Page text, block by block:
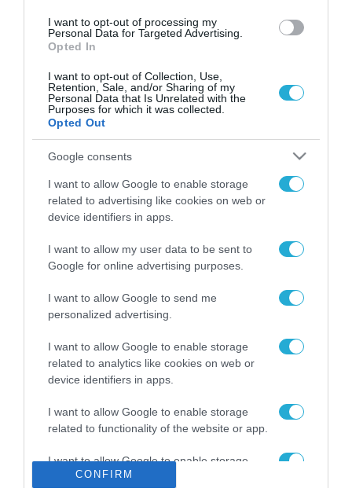
I want to opt-out of processing my
Personal Data for Targeted Advertising.
Opted In
I want to opt-out of Collection, Use,
Retention, Sale, and/or Sharing of my
Personal Data that Is Unrelated with the
Purposes for which it was collected.
Opted Out
Google consents
I want to allow Google to enable storage
related to advertising like cookies on web or
device identifiers in apps.
I want to allow my user data to be sent to
Google for online advertising purposes.
I want to allow Google to send me
personalized advertising.
I want to allow Google to enable storage
related to analytics like cookies on web or
device identifiers in apps.
I want to allow Google to enable storage
related to functionality of the website or app.
I want to allow Google to enable storage
related to personalization.
CONFIRM
ΡΟΗ ΕΙΔΗΣΕΩΝ
Το χρηματοδοτούμενο
από την ΕΕ έργο “The
Gaming Police”
ενισχύει την ασφάλεια
των παιδιών στο
31.07.2026
ΑΑΔΕ: Διευκρινίσεις
για τα πρόστιμα σε
παραβάσεις που
31.07.2026
Τεχνητή Νοημοσύνη
δεν είναι απλώς μια
νέα τεχνολογία, είναι
επανάσταση»
31.07.2026
Νέος οδηγός του ΕΚΤ
για τη χρηματοδότηση
των ελληνικών
επιχειρήσεων στον
χώρο της άμυνας